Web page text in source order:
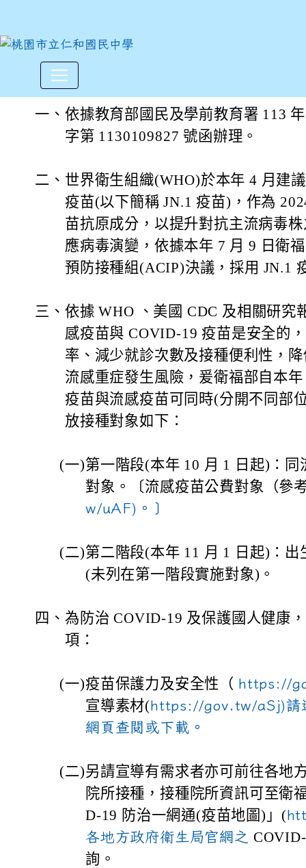
衛生福利部(以下簡稱衛福部
一、 依據教育部國民及學前教育署 113
字第 1130109827 號函辦理。
二、 世界衛生組織(WHO)於本年 4 月建
疫苗(以下簡稱 JN.1 疫苗)，作為
苗抗原成分，以提升對抗主流病毒
應病毒演變，依據本年 7 月 9 日衛
預防接種組(ACIP)決議，採用 JN.1
三、 依據 WHO 、美國 CDC 及相關研究
感疫苗與 COVID-19 疫苗是安全的
率、減少就診次數及接種便利性，
流感重症發生風險，爰衛福部自本
疫苗與流感疫苗可同時(分開不同部
放接種對象如下：
(一)第一階段(本年 10 月 1 日起)：
對象。〔流感疫苗公費對象（參
w/uAF)。〕
(二)第二階段(本年 11 月 1 日起)：
(未列在第一階段實施對象)。
四、 為防治 COVID-19 及保護國人健康
項：
(一)疫苗保護力及安全性（ https://
宣導素材(https://gov.tw/aSj)請
網頁查閱或下載。
(二)另請宣導有需求者亦可前往各地
院所接種，接種院所資訊可至衛
D-19 防治一網通(疫苗地圖)」(
各地方政府衛生局官網之
詢。